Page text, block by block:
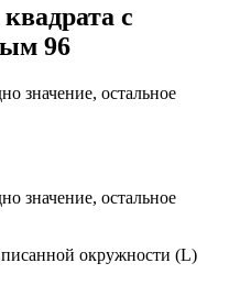
с
96
значение, остальное
значение, остальное
окружности (L)